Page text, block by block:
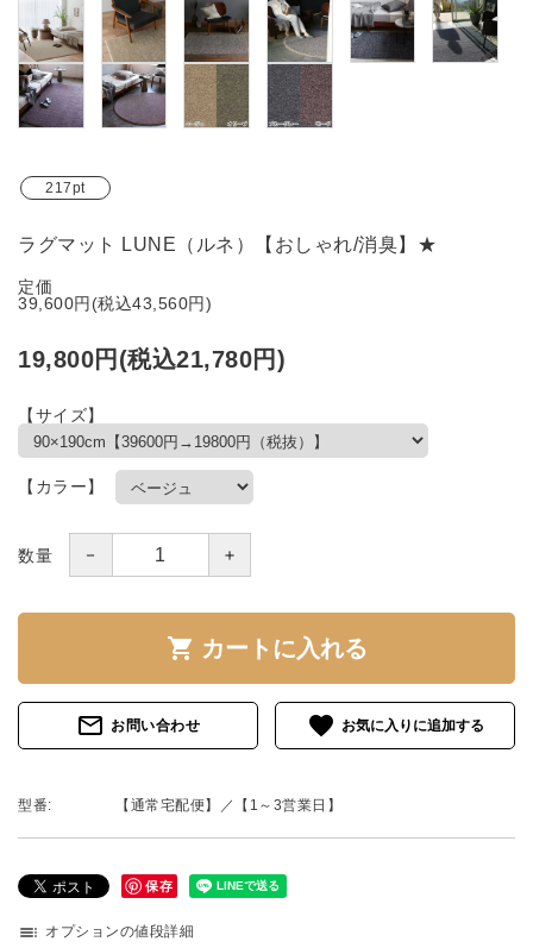
217pt
ラグマット LUNE（ルネ）【おしゃれ/消臭】★
定価
39,600円(税込43,560円)
19,800円(税込21,780円)
【サイズ】
【カラー】
数量 － ＋
shopping_cart カートに入れる
mail_outline お問い合わせ favorite
型番: 【通常宅配便】／【1～3営業日】
保存
toc オプションの値段詳細